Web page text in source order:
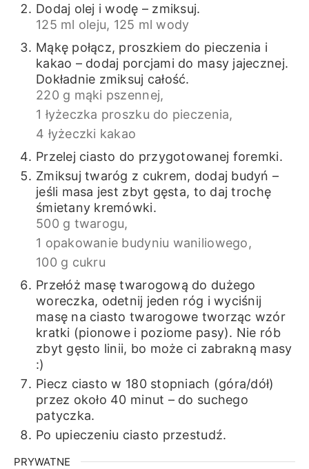
Dodaj olej i wodę – zmiksuj.
125 ml oleju, 125 ml wody
Mąkę połącz, proszkiem do pieczenia i
kakao – dodaj porcjami do masy jajecznej.
Dokładnie zmiksuj całość.
220 g mąki pszennej,
1 łyżeczka proszku do pieczenia,
4 łyżeczki kakao
Przelej ciasto do przygotowanej foremki.
Zmiksuj twaróg z cukrem, dodaj budyń –
jeśli masa jest zbyt gęsta, to daj trochę
śmietany kremówki.
500 g twarogu,
1 opakowanie budyniu waniliowego,
100 g cukru
Przełóż masę twarogową do dużego
woreczka, odetnij jeden róg i wyciśnij
masę na ciasto twarogowe tworząc wzór
kratki (pionowe i poziome pasy). Nie rób
zbyt gęsto linii, bo może ci zabrakną masy
:)
Piecz ciasto w 180 stopniach (góra/dół)
przez około 40 minut – do suchego
patyczka.
Po upieczeniu ciasto przestudź.
PRYWATNE